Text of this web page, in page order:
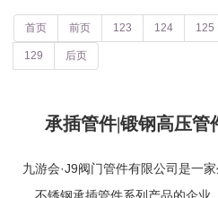
首页 前页 123 124 125
129 后页
承插管件|锻钢高压管
九游会·J9阀门管件有限公司是一